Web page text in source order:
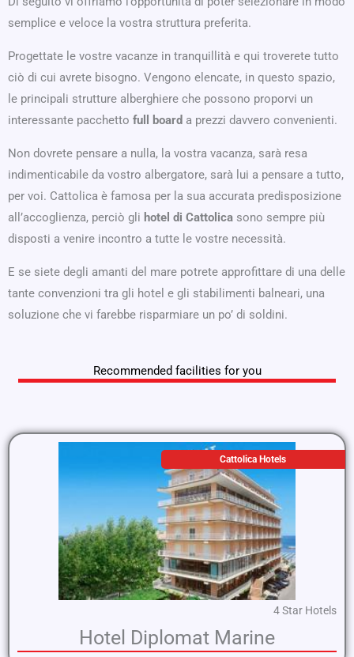
semplice e veloce la vostra struttura preferita.
Progettate le vostre vacanze in tranquillità e qui troverete tutto
ciò di cui avrete bisogno. Vengono elencate, in questo spazio,
le principali strutture alberghiere che possono proporvi un
interessante pacchetto full board a prezzi davvero convenienti.
Non dovrete pensare a nulla, la vostra vacanza, sarà resa
indimenticabile da vostro albergatore, sarà lui a pensare a tutto,
per voi. Cattolica è famosa per la sua accurata predisposizione
all’accoglienza, perciò gli hotel di Cattolica sono sempre più
disposti a venire incontro a tutte le vostre necessità.
E se siete degli amanti del mare potrete approfittare di una delle
tante convenzioni tra gli hotel e gli stabilimenti balneari, una
soluzione che vi farebbe risparmiare un po’ di soldini.
Recommended facilities for you
Cattolica Hotels
4 Star Hotels
Hotel Diplomat Marine